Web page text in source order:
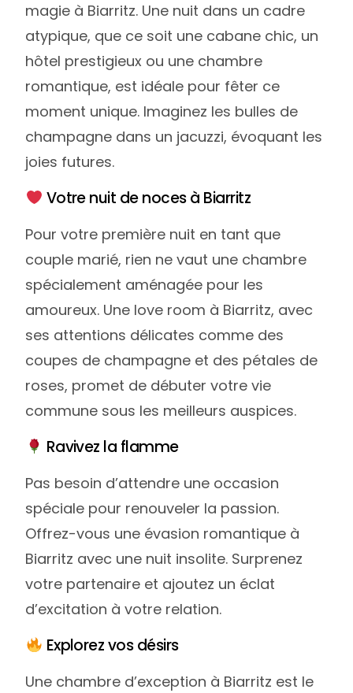
magie à Biarritz. Une nuit dans un cadre
atypique, que ce soit une cabane chic, un
hôtel prestigieux ou une chambre
romantique, est idéale pour fêter ce
moment unique. Imaginez les bulles de
champagne dans un jacuzzi, évoquant les
joies futures.
Votre nuit de noces à Biarritz
Pour votre première nuit en tant que
couple marié, rien ne vaut une chambre
spécialement aménagée pour les
amoureux. Une love room à Biarritz, avec
ses attentions délicates comme des
coupes de champagne et des pétales de
roses, promet de débuter votre vie
commune sous les meilleurs auspices.
Ravivez la flamme
Pas besoin d’attendre une occasion
spéciale pour renouveler la passion.
Offrez-vous une évasion romantique à
Biarritz avec une nuit insolite. Surprenez
votre partenaire et ajoutez un éclat
d’excitation à votre relation.
Explorez vos désirs
Une chambre d’exception à Biarritz est le